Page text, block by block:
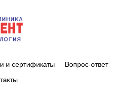
и сертификаты
Вопрос-ответ